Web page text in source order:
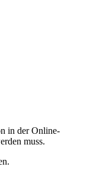
in der Online-
muss.